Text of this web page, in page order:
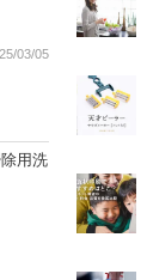
03/05
用洗